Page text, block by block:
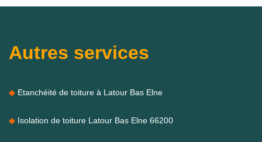
Autres services
Etanchéité de toiture à Latour Bas Elne
Isolation de toiture Latour Bas Elne 66200